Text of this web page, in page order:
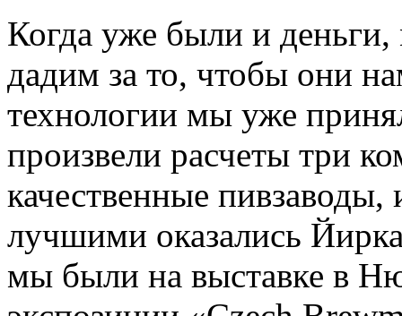
Когда уже были и
дадим за то, чтобы они
технологии мы уже
произвели расчеты три
качественные
лучшими оказались
мы были на выставке в